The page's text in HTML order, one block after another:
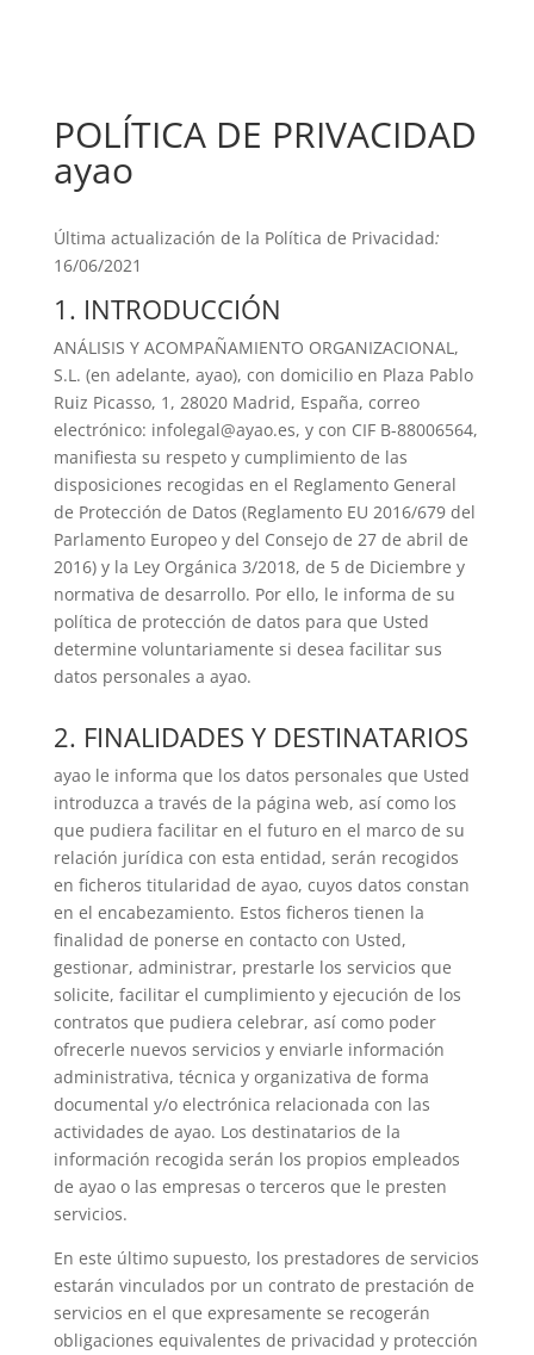
POLÍTICA DE PRIVACIDAD
ayao
Última actualización de la Política de Privacidad:
16/06/2021
1. INTRODUCCIÓN
ANÁLISIS Y ACOMPAÑAMIENTO ORGANIZACIONAL,
S.L. (en adelante, ayao), con domicilio en Plaza Pablo
Ruiz Picasso, 1, 28020 Madrid, España, correo
electrónico: infolegal@ayao.es, y con CIF B-88006564,
manifiesta su respeto y cumplimiento de las
disposiciones recogidas en el Reglamento General
de Protección de Datos (Reglamento EU 2016/679 del
Parlamento Europeo y del Consejo de 27 de abril de
2016) y la Ley Orgánica 3/2018, de 5 de Diciembre y
normativa de desarrollo. Por ello, le informa de su
política de protección de datos para que Usted
determine voluntariamente si desea facilitar sus
datos personales a ayao.
2. FINALIDADES Y DESTINATARIOS
ayao le informa que los datos personales que Usted
introduzca a través de la página web, así como los
que pudiera facilitar en el futuro en el marco de su
relación jurídica con esta entidad, serán recogidos
en ficheros titularidad de ayao, cuyos datos constan
en el encabezamiento. Estos ficheros tienen la
finalidad de ponerse en contacto con Usted,
gestionar, administrar, prestarle los servicios que
solicite, facilitar el cumplimiento y ejecución de los
contratos que pudiera celebrar, así como poder
ofrecerle nuevos servicios y enviarle información
administrativa, técnica y organizativa de forma
documental y/o electrónica relacionada con las
actividades de ayao. Los destinatarios de la
información recogida serán los propios empleados
de ayao o las empresas o terceros que le presten
servicios.
En este último supuesto, los prestadores de servicios
estarán vinculados por un contrato de prestación de
servicios en el que expresamente se recogerán
obligaciones equivalentes de privacidad y protección